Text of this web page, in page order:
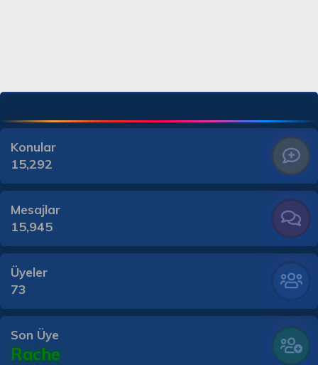
Konular
15,292
Mesajlar
15,945
Üyeler
73
Son Üye
Rache